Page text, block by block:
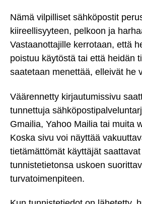
Nämä vilpilliset sähköpostit
kiireellisyyteen, pelkoon ja
Vastaanottajille kerrotaan, että
poistuu käytöstä tai että heidän
saatetaan menettää, elleivät he
Väärennetty kirjautumissivu
tunnettuja
Gmailia, Yahoo Mailia tai muita
Koska sivu voi näyttää
tietämättömät käyttäjät
tunnistetietonsa uskoen
turvatoimenpiteen.